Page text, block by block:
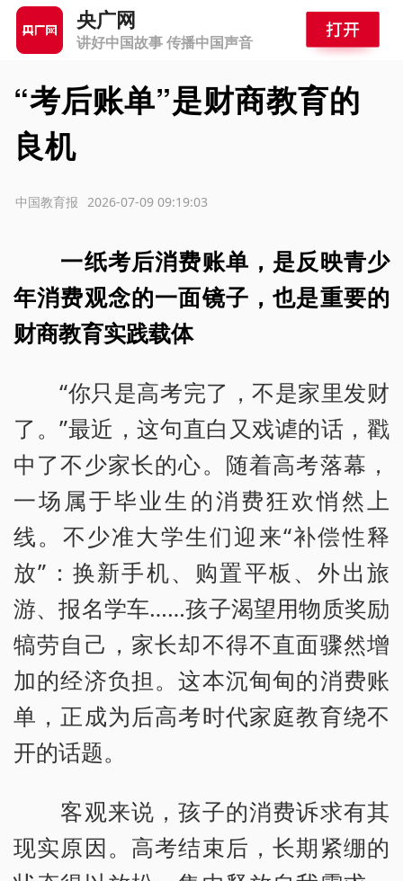
央广网
讲好中国故事 传播中国声音
“考后账单”是财商教育的
良机
2026-07-09 09:19:03
中国教育报
一纸考后消费账单，是反映青少
年消费观念的一面镜子，也是重要的
财商教育实践载体
“你只是高考完了，不是家里发财
了。”最近，这句直白又戏谑的话，戳
中了不少家长的心。随着高考落幕，
一场属于毕业生的消费狂欢悄然上
线。不少准大学生们迎来“补偿性释
放”：换新手机、购置平板、外出旅
游、报名学车……孩子渴望用物质奖励
犒劳自己，家长却不得不直面骤然增
加的经济负担。这本沉甸甸的消费账
单，正成为后高考时代家庭教育绕不
开的话题。
客观来说，孩子的消费诉求有其
现实原因。高考结束后，长期紧绷的